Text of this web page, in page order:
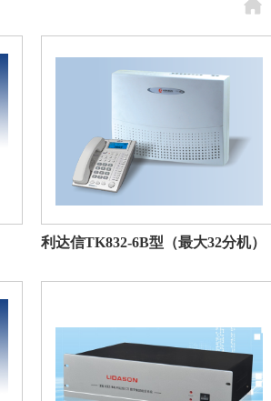
利达信TK832-6B型（最大32分机）